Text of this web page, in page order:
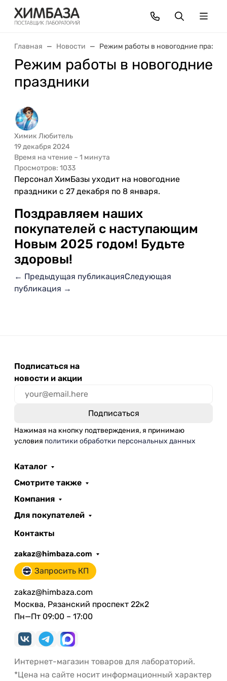
Главная Новости Режим работы в новогодние
Режим работы в новогодние
праздники
Химик Любитель
19 декабря 2024
Время на чтение ~ 1 минута
Просмотров: 1033
Персонал ХимБазы уходит на новогодние
праздники с 27 декабря по 8 января.
Поздравляем наших
покупателей с наступающим
Новым 2025 годом! Будьте
здоровы!
← Предыдущая публикацияСледующая
публикация →
Подписаться на
новости и акции
Нажимая на кнопку подтверждения, я принимаю
условия политики обработки персональных данных
Каталог
Смотрите также
Компания
Для покупателей
Контакты
zakaz@himbaza.com
Запросить КП
zakaz@himbaza.com
Москва, Рязанский проспект 22к2
Пн—Пт 09:00 – 17:00
Интернет-магазин товаров для лабораторий.
*Цена на сайте носит информационный характер